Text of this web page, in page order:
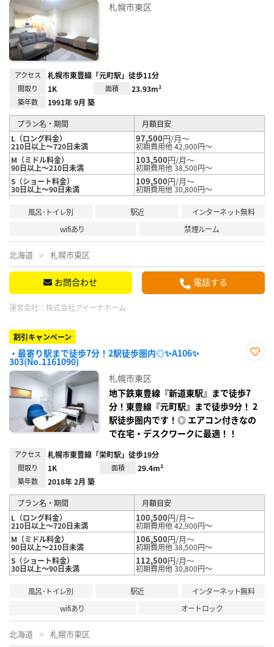
札幌市東区
アクセス 札幌市東豊線「元町駅」徒歩11分
間取り 1K 面積 23.93m²
築年数 1991年 9月 築
プラン名・期間
月額目安
L（ロング料金）
210日以上～720日未満
97,500円/月～
初期費用他 42,900円～
M（ミドル料金）
90日以上～210日未満
103,500円/月～
初期費用他 38,500円～
S（ショート料金）
30日以上～90日未満
109,500円/月～
初期費用他 30,800円～
風呂･トイレ別 駅近
インターネット無料
wifiあり
禁煙ルーム
北海道 札幌市東区
お問合わせ 電話する
運営会社： 株式会社アイーナホーム
割引キャンペーン
・最寄り駅まで徒歩7分！2駅徒歩圏内◎✨A106✨
303(No.1161090)
録
札幌市東区
地下鉄東豊線『新道東駅』まで徒歩7
分！東豊線『元町駅』まで徒歩9分！ 2
駅徒歩圏内です！◎ エアコン付きなの
で在宅・デスクワークに最適！！
アクセス 札幌市東豊線「栄町駅」徒歩19分
間取り 1K 面積 29.4m²
築年数 2018年 2月 築
プラン名・期間
月額目安
L（ロング料金）
210日以上～720日未満
100,500円/月～
初期費用他 42,900円～
M（ミドル料金）
90日以上～210日未満
106,500円/月～
初期費用他 38,500円～
S（ショート料金）
30日以上～90日未満
112,500円/月～
初期費用他 30,800円～
風呂･トイレ別 駅近
インターネット無料
wifiあり
オートロック
北海道 札幌市東区